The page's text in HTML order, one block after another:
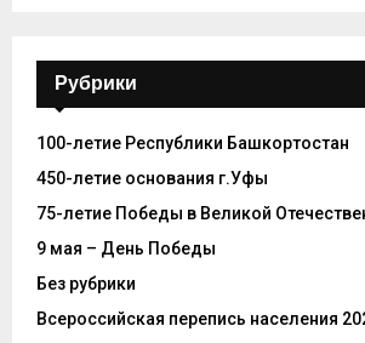
Рубрики
100-летие Республики Башкортостан
450-летие основания г.Уфы
75-летие Победы в Великой
9 мая – День Победы
Без рубрики
Всероссийская перепись населения